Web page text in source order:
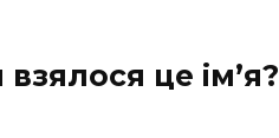
взялося це ім’я?